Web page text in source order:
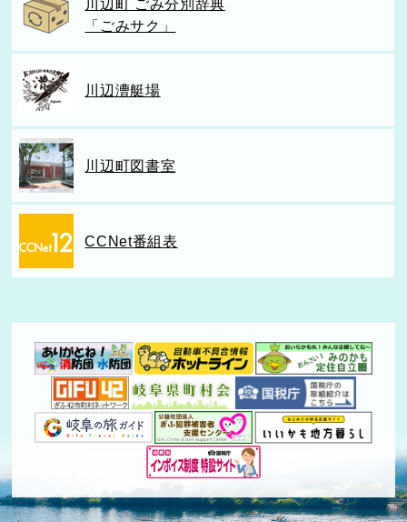
川辺町 ごみ分別辞典
「ごみサク」
川辺漕艇場
川辺町図書室
CCNet番組表